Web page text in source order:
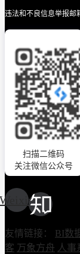
违法和不良信息举报邮
扫描二维码
关注微信公众号
Weixin
友情链接： BI数
客 万象方舟 人事